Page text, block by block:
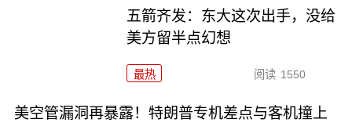
五箭齐发：东大这次出手，没给
美方留半点幻想
最热 阅读 1550
美空管漏洞再暴露！特朗普专机差点与客机撞上